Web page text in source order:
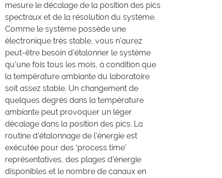
mesure le décalage de la position des pics
spectraux et de la résolution du système.
Comme le système possède une
électronique très stable, vous n'aurez
peut-être besoin d’étalonner le système
qu'une fois tous les mois, à condition que
la température ambiante du laboratoire
soit assez stable. Un changement de
quelques degrés dans la température
ambiante peut provoquer un léger
décalage dans la position des pics. La
routine d'étalonnage de l'énergie est
exécutée pour des ‘process time’
représentatives, des plages d'énergie
disponibles et le nombre de canaux en